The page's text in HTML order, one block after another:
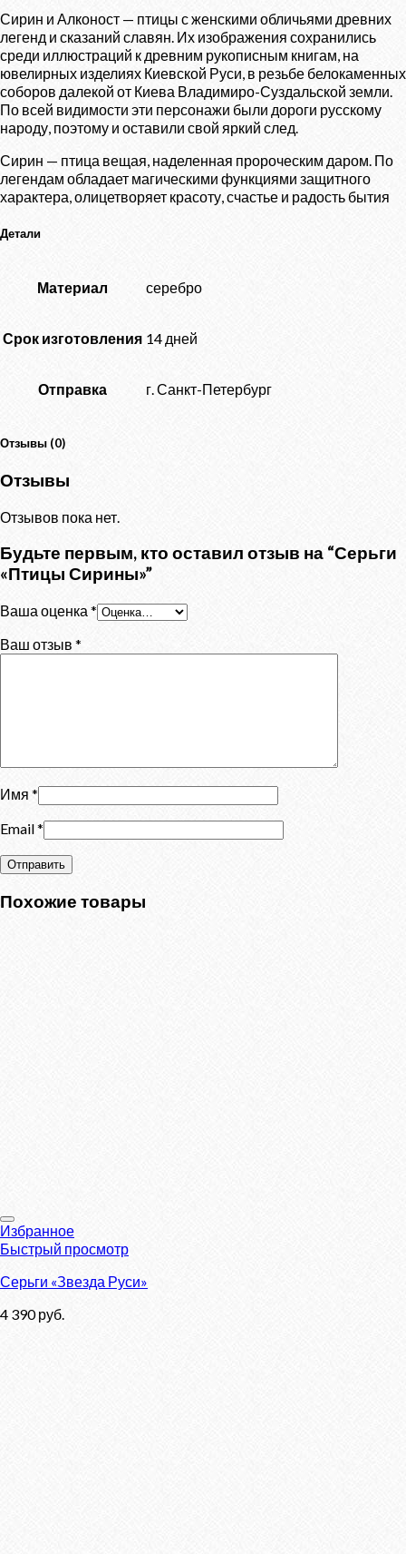
Сирин и Алконост — птицы с женскими обличьями древних
легенд и сказаний славян. Их изображения сохранились
среди иллюстраций к древним рукописным книгам, на
ювелирных изделиях Киевской Руси, в резьбе белокаменных
соборов далекой от Киева Владимиро-Суздальской земли.
По всей видимости эти персонажи были дороги русскому
народу, поэтому и оставили свой яркий след.
Сирин — птица вещая, наделенная пророческим даром. По
легендам обладает магическими функциями защитного
характера, олицетворяет красоту, счастье и радость бытия
Детали
Материал серебро
Срок изготовления 14 дней
Отправка г. Санкт-Петербург
Отзывы (0)
Отзывы
Отзывов пока нет.
Будьте первым, кто оставил отзыв на “Серьги
«Птицы Сирины»”
Ваша оценка *
Ваш отзыв *
Имя *
Email*
Похожие товары
Избранное
Быстрый просмотр
Серьги «Звезда Руси»
4 390руб.